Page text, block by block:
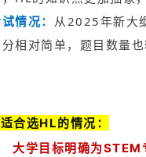
情况： 从2025年新大
相对简单，题目数量
合选HL的情况：
大学目标明确为STEM